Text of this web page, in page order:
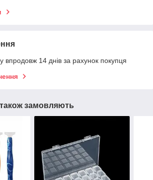
впродовж 14 днів за рахунок покупця
замовляють